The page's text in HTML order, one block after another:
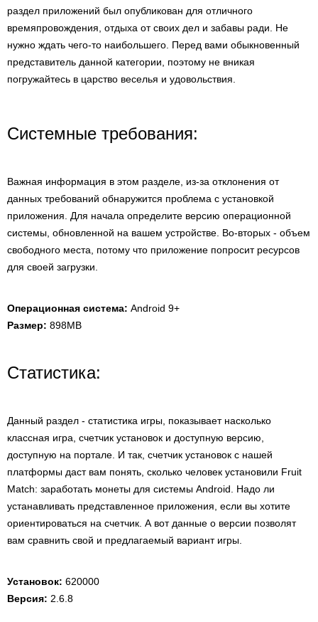
раздел приложений был опубликован для отличного
времяпровождения, отдыха от своих дел и забавы ради. Не
нужно ждать чего-то наибольшего. Перед вами обыкновенный
представитель данной категории, поэтому не вникая
погружайтесь в царство веселья и удовольствия.
Системные требования:
Важная информация в этом разделе, из-за отклонения от
данных требований обнаружится проблема с установкой
приложения. Для начала определите версию операционной
системы, обновленной на вашем устройстве. Во-вторых - объем
свободного места, потому что приложение попросит ресурсов
для своей загрузки.
Операционная система: Android 9+
Размер: 898MB
Статистика:
Данный раздел - статистика игры, показывает насколько
классная игра, счетчик установок и доступную версию,
доступную на портале. И так, счетчик установок с нашей
платформы даст вам понять, сколько человек установили Fruit
Match: заработать монеты для системы Android. Надо ли
устанавливать представленное приложения, если вы хотите
ориентироваться на счетчик. А вот данные о версии позволят
вам сравнить свой и предлагаемый вариант игры.
Установок: 620000
Версия: 2.6.8